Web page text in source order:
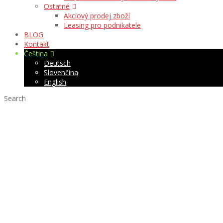
Ostatné
Akciový prodej zboží
Leasing pro podnikatele
BLOG
Kontakt
Čeština
Deutsch
Slovenčina
English
Search